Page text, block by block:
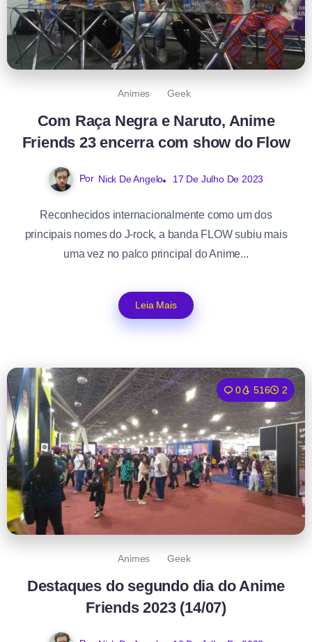
Animes Geek
Com Raça Negra e Naruto, Anime
Friends 23 encerra com show do Flow
Por Nick De Angelo 17 De Julho De 2023
Reconhecidos internacionalmente como um dos
principais nomes do J-rock, a banda FLOW subiu mais
uma vez no palco principal do Anime...
Leia Mais
0 516 2
Animes Geek
Destaques do segundo dia do Anime
Friends 2023 (14/07)